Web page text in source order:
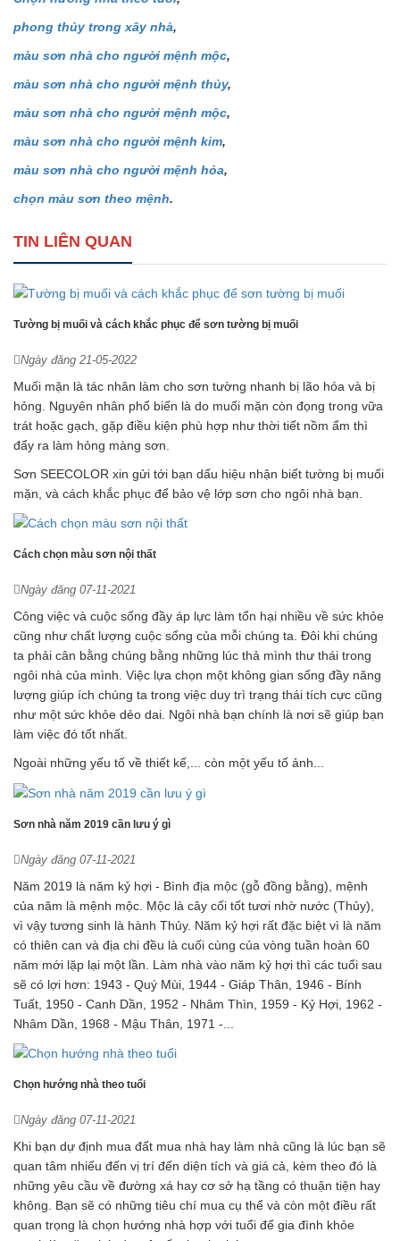
phong thủy trong xây nhà,
màu sơn nhà cho người mệnh mộc,
màu sơn nhà cho người mệnh thủy,
màu sơn nhà cho người mệnh mộc,
màu sơn nhà cho người mệnh kim,
màu sơn nhà cho người mệnh hỏa,
chọn màu sơn theo mệnh.
TIN LIÊN QUAN
Tường bị muối và cách khắc phục để sơn tường bị muối
Ngày đăng 21-05-2022
Muối mặn là tác nhân làm cho sơn tường nhanh bị lão hóa và bị
hỏng. Nguyên nhân phổ biến là do muối mặn còn đọng trong vữa
trát hoặc gạch, gặp điều kiện phù hợp như thời tiết nồm ẩm thì
đẩy ra làm hỏng màng sơn.
Sơn SEECOLOR xin gửi tới bạn dấu hiệu nhận biết tường bị muối
mặn, và cách khắc phục để bảo vệ lớp sơn cho ngôi nhà bạn.
Cách chọn màu sơn nội thất
Ngày đăng 07-11-2021
Công việc và cuộc sống đầy áp lực làm tổn hại nhiều về sức khỏe
cũng như chất lượng cuộc sống của mỗi chúng ta. Đôi khi chúng
ta phải cân bằng chúng bằng những lúc thả mình thư thái trong
ngôi nhà của mình. Việc lựa chọn một không gian sống đầy năng
lượng giúp ích chúng ta trong việc duy trì trạng thái tích cực cũng
như một sức khỏe dẻo dai. Ngôi nhà bạn chính là nơi sẽ giúp bạn
làm việc đó tốt nhất.
Ngoài những yếu tố về thiết kế,... còn một yếu tố ảnh...
Sơn nhà năm 2019 cần lưu ý gì
Ngày đăng 07-11-2021
Năm 2019 là năm kỷ hợi - Bình địa mộc (gỗ đồng bằng), mệnh
của năm là mệnh mộc. Mộc là cây cối tốt tươi nhờ nước (Thủy),
vì vậy tương sinh là hành Thủy. Năm kỷ hợi rất đặc biệt vì là năm
có thiên can và địa chi đều là cuối cùng của vòng tuần hoàn 60
năm mới lặp lại một lần. Làm nhà vào năm kỷ hợi thì các tuổi sau
sẽ có lợi hơn: 1943 - Quý Mùi, 1944 - Giáp Thân, 1946 - Bính
Tuất, 1950 - Canh Dần, 1952 - Nhâm Thìn, 1959 - Kỷ Hợi, 1962 -
Nhâm Dần, 1968 - Mậu Thân, 1971 -...
Chọn hướng nhà theo tuổi
Ngày đăng 07-11-2021
Khi bạn dự định mua đất mua nhà hay làm nhà cũng là lúc bạn sẽ
quan tâm nhiếu đến vị trí đến diện tích và giá cả, kèm theo đó là
những yêu cầu về đường xá hay cơ sở hạ tầng có thuận tiện hay
không. Bạn sẽ có những tiêu chí mua cụ thể và còn một điều rất
quan trọng là chọn hướng nhà hợp với tuổi để gia đình khỏe